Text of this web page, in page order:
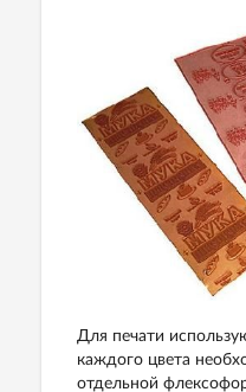
Для печати
каждого цвета
отдельной